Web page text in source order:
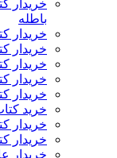
خریدار
باطله
خریدار
خریدار
خریدار
خریدار
خریدار
خرید
خریدار
خریدار
خریدار